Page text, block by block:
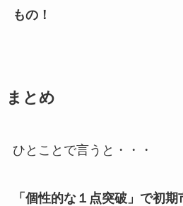
もの！
まとめ
ひとことで言うと・・・
「個性的な１点突破」で初